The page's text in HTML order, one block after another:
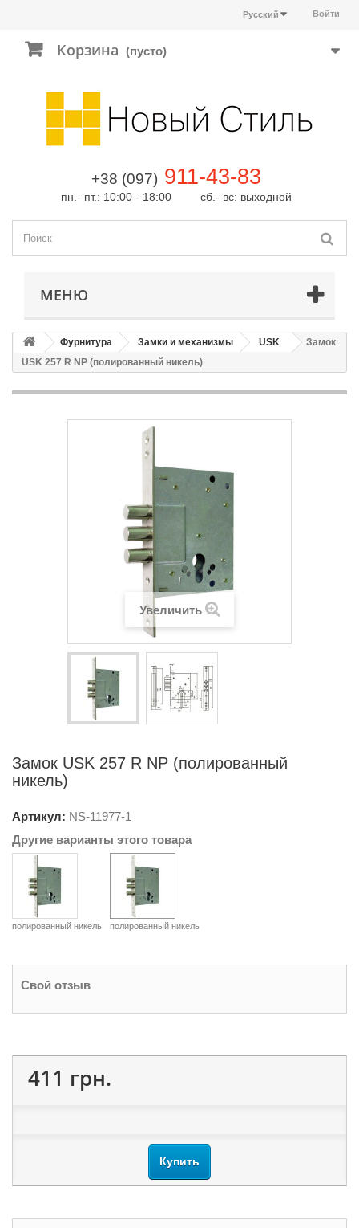
Войти
Русский
Корзина (пусто)
+38 (097) 911-43-83
пн.- пт.: 10:00 - 18:00 сб.- вс: выходной
МЕНЮ
Фурнитура Замки и механизмы USK
Замок
USK 257 R NP (полированный никель)
Увеличить
Замок USK 257 R NP (полированный
никель)
Артикул: NS-11977-1
Другие варианты этого товара
полированный никель полированный никель
Свой отзыв
411 грн.
Купить